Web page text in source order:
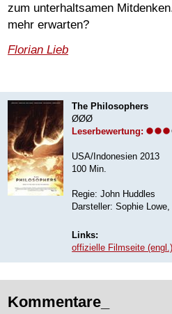
zum unterhaltsamen
mehr erwarten?
Florian Lieb
The Philosophers
ØØØ
Leserbewertung:
USA/Indonesien 2013
100 Min.
Regie: John Huddles
Darsteller: Sophie
Links:
offizielle Filmseite
Kommentare_